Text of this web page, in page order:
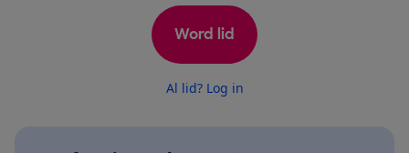
Word lid
Al lid? Log in